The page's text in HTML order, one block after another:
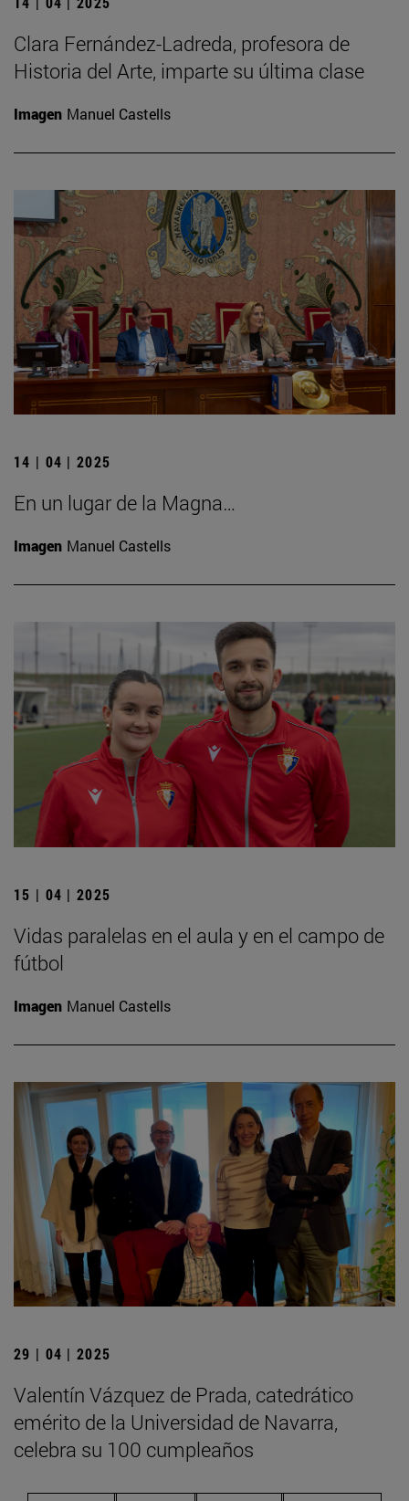
Clara Fernández-Ladreda, profesora de
Historia del Arte, imparte su última clase
Imagen Manuel Castells
14 | 04 | 2025
En un lugar de la Magna…
Imagen Manuel Castells
15 | 04 | 2025
Vidas paralelas en el aula y en el campo de
fútbol
Imagen Manuel Castells
29 | 04 | 2025
Valentín Vázquez de Prada, catedrático
emérito de la Universidad de Navarra,
celebra su 100 cumpleaños